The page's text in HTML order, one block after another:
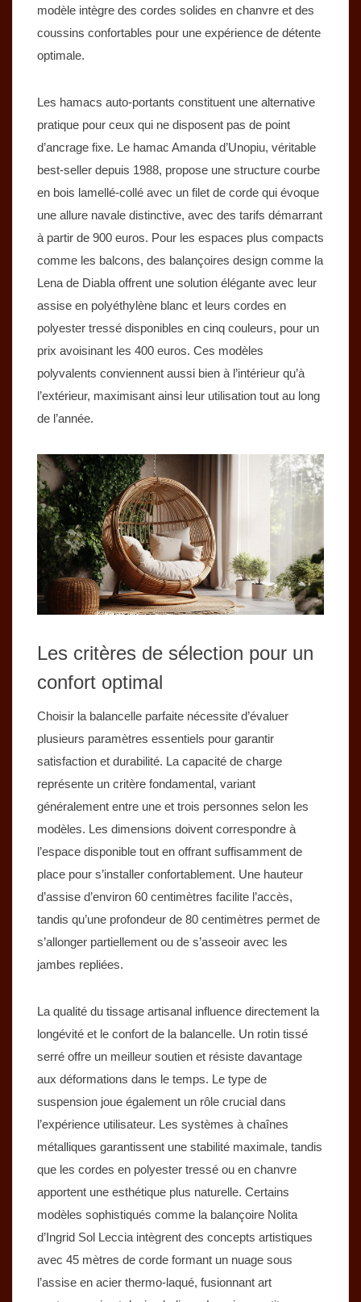
modèle intègre des cordes solides en chanvre et des
coussins confortables pour une expérience de détente
optimale.
Les hamacs auto-portants constituent une alternative
pratique pour ceux qui ne disposent pas de point
d’ancrage fixe. Le hamac Amanda d’Unopiu, véritable
best-seller depuis 1988, propose une structure courbe
en bois lamellé-collé avec un filet de corde qui évoque
une allure navale distinctive, avec des tarifs démarrant
à partir de 900 euros. Pour les espaces plus compacts
comme les balcons, des balançoires design comme la
Lena de Diabla offrent une solution élégante avec leur
assise en polyéthylène blanc et leurs cordes en
polyester tressé disponibles en cinq couleurs, pour un
prix avoisinant les 400 euros. Ces modèles
polyvalents conviennent aussi bien à l’intérieur qu’à
l’extérieur, maximisant ainsi leur utilisation tout au long
de l’année.
Les critères de sélection pour un
confort optimal
Choisir la balancelle parfaite nécessite d’évaluer
plusieurs paramètres essentiels pour garantir
satisfaction et durabilité. La capacité de charge
représente un critère fondamental, variant
généralement entre une et trois personnes selon les
modèles. Les dimensions doivent correspondre à
l’espace disponible tout en offrant suffisamment de
place pour s’installer confortablement. Une hauteur
d’assise d’environ 60 centimètres facilite l’accès,
tandis qu’une profondeur de 80 centimètres permet de
s’allonger partiellement ou de s’asseoir avec les
jambes repliées.
La qualité du tissage artisanal influence directement la
longévité et le confort de la balancelle. Un rotin tissé
serré offre un meilleur soutien et résiste davantage
aux déformations dans le temps. Le type de
suspension joue également un rôle crucial dans
l’expérience utilisateur. Les systèmes à chaînes
métalliques garantissent une stabilité maximale, tandis
que les cordes en polyester tressé ou en chanvre
apportent une esthétique plus naturelle. Certains
modèles sophistiqués comme la balançoire Nolita
d’Ingrid Sol Leccia intègrent des concepts artistiques
avec 45 mètres de corde formant un nuage sous
l’assise en acier thermo-laqué, fusionnant art